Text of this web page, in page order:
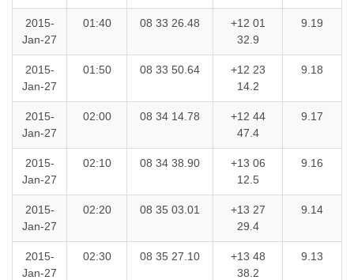
2015-
Jan-27
01:40 08 33 26.48
+12 01
32.9
9.19
2015-
Jan-27
01:50 08 33 50.64
+12 23
14.2
9.18
2015-
Jan-27
02:00 08 34 14.78
+12 44
47.4
9.17
2015-
Jan-27
02:10 08 34 38.90
+13 06
12.5
9.16
2015-
Jan-27
02:20 08 35 03.01
+13 27
29.4
9.14
2015-
Jan-27
02:30 08 35 27.10
+13 48
38.2
9.13